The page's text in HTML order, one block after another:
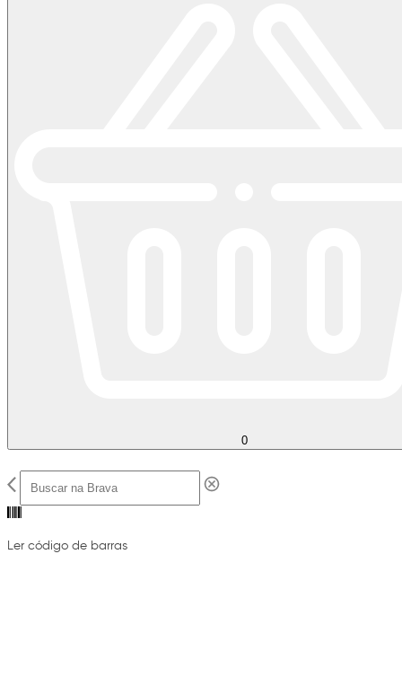
0
Ler código de barras